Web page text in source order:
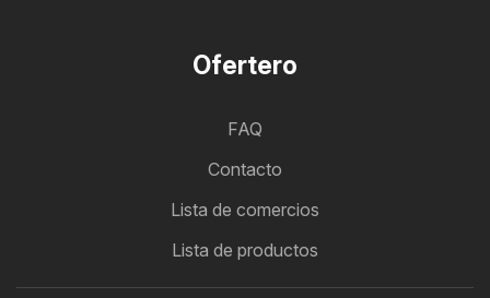
Ofertero
FAQ
Contacto
Lista de comercios
Lista de productos